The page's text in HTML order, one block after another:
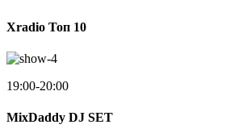
Xradio Топ 10
19:00-20:00
MixDaddy DJ SET